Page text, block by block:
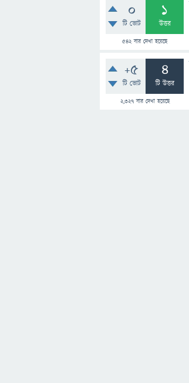
0
টি ভোট
1
উত্তর
542বার দেখা হয়েছে
+5
টি ভোট
4
টি উত্তর
2,327বার দেখা হয়েছে